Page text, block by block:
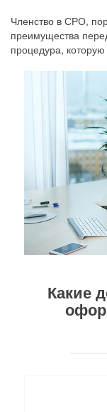
Членство в СРО,
преимущества
процедура,
Какие